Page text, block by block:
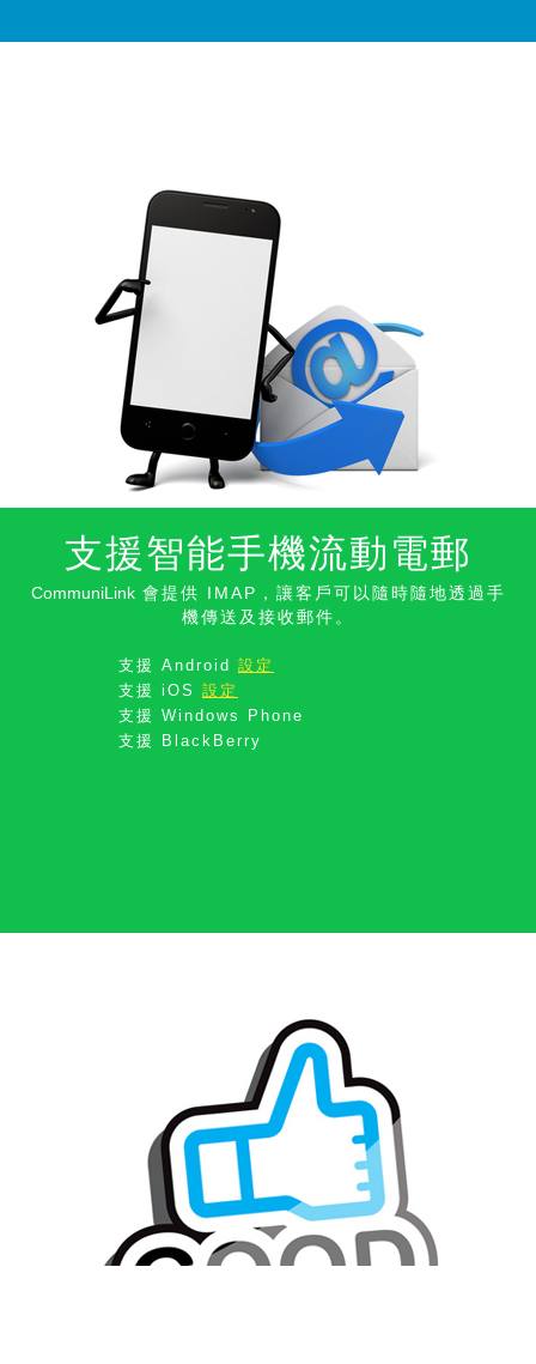
支援智能手機流動電郵
CommuniLink會提供 IMAP，讓客戶可以隨時隨地透過手
機傳送及接收郵件。
支援 Android 設定
支援 iOS 設定
支援 Windows Phone
支援
BlackBerry